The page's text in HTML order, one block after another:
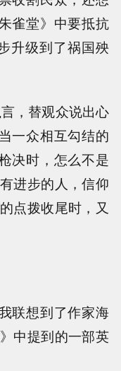
雀堂》中要抵抗
升级到了祸国殃
，替观众说出心
一众相互勾结的
决时，怎么不是
进步的人，信仰
点拨收尾时，又
联想到了作家海
中提到的一部英